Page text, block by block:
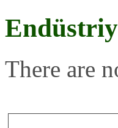
There are